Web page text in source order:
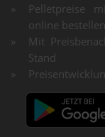
Pelletpreise
online bestellen
Mit
Stand